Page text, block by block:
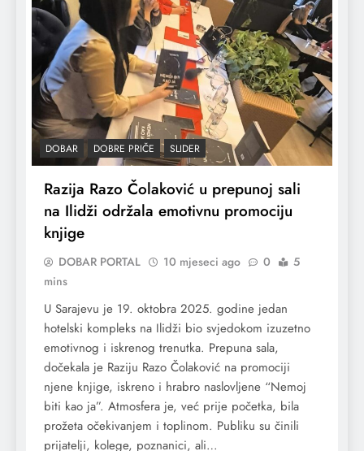
DOBAR DOBRE PRIČE SLIDER
Razija Razo Čolaković u prepunoj sali
na Ilidži održala emotivnu promociju
knjige
DOBAR PORTAL 10 mjeseci ago 0
5
mins
U Sarajevu je 19. oktobra 2025. godine jedan
hotelski kompleks na Ilidži bio svjedokom izuzetno
emotivnog i iskrenog trenutka. Prepuna sala,
dočekala je Raziju Razo Čolaković na promociji
njene knjige, iskreno i hrabro naslovljene “Nemoj
biti kao ja”. Atmosfera je, već prije početka, bila
prožeta očekivanjem i toplinom. Publiku su činili
prijatelji, kolege, poznanici, ali…